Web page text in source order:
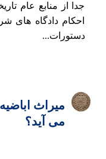
جدا از منابع عام
احکام دادگاه های
دستورات...
ميراث
می آيد؟